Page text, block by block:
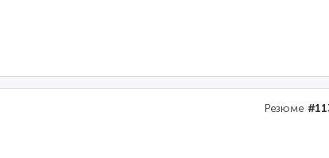
Резюме